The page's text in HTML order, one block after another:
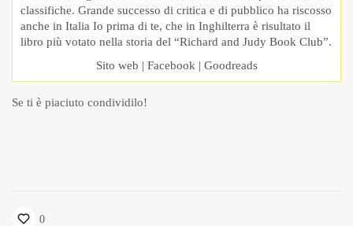
classifiche. Grande successo di critica e di pubblico ha riscosso
anche in Italia Io prima di te, che in Inghilterra è risultato il
libro più votato nella storia del “Richard and Judy Book Club”.
Sito web | Facebook | Goodreads
Se ti è piaciuto condividilo!
0